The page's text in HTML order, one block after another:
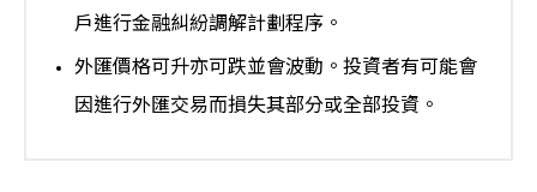
戶進行金融糾紛調解計劃程序。
外匯價格可升亦可跌並會波動。投資者有可能會
因進行外匯交易而損失其部分或全部投資。